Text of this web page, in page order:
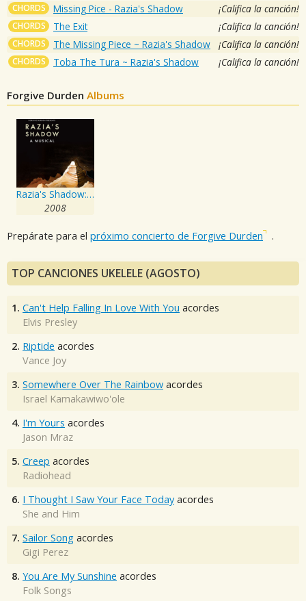
CHORDS Missing Pice - Razia's Shadow ¡Califica la canción!
CHORDS The Exit ¡Califica la canción!
CHORDS The Missing Piece ~ Razia's Shadow ¡Califica la canción!
CHORDS Toba The Tura ~ Razia's Shadow ¡Califica la canción!
Forgive Durden Albums
Razia's Shadow: A Musical
2008
Prepárate para el próximo concierto de Forgive Durden .
TOP CANCIONES UKELELE (AGOSTO)
1. Can't Help Falling In Love With You acordes
Elvis Presley
2. Riptide acordes
Vance Joy
3. Somewhere Over The Rainbow acordes
Israel Kamakawiwo'ole
4. I'm Yours acordes
Jason Mraz
5. Creep acordes
Radiohead
6. I Thought I Saw Your Face Today acordes
She and Him
7. Sailor Song acordes
Gigi Perez
8. You Are My Sunshine acordes
Folk Songs